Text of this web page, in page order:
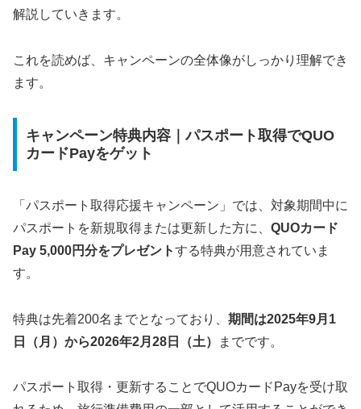
解説していきます。
これを読めば、キャンペーンの全体像がしっかり理解でき
ます。
キャンペーン特典内容｜パスポート取得でQUO
カードPayをゲット
「パスポート取得応援キャンペーン」では、対象期間中に
パスポートを新規取得または更新した方に、 QUOカード
Pay 5,000円分をプレゼントする特典が用意されていま
す。
特典は先着200名までとなっており、 期間は2025年9月1
日（月）から2026年2月28日（土）
までです。
パスポート取得・更新することでQUOカードPayを受け取